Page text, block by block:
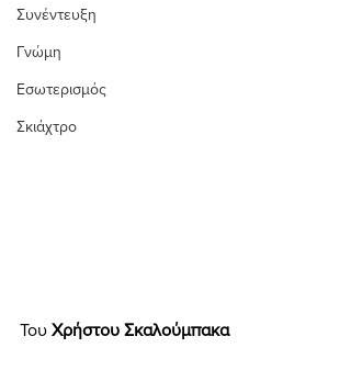
Συνέντευξη
Γνώμη
Εσωτερισμός
Σκιάχτρο
Του Χρήστου Σκαλούμπακα